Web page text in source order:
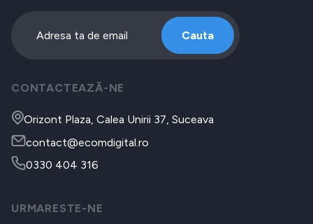
Cauta
CONTACTEAZĂ-NE
Orizont Plaza, Calea Unirii 37, Suceava
contact@ecomdigital.ro
0330 404 316
URMARESTE-NE